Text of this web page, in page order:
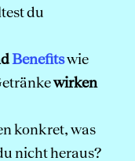
du
Benefitswie
wirken
konkret, was
nicht heraus?